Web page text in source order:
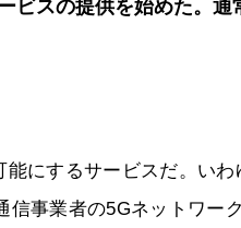
ビスの提供を始めた。通
にするサービスだ。いわ
信事業者の5Gネットワー